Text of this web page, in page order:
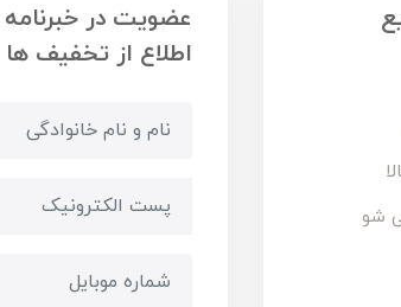
شو
عضویت در خبرنامه
اطلاع از تخفیف ها